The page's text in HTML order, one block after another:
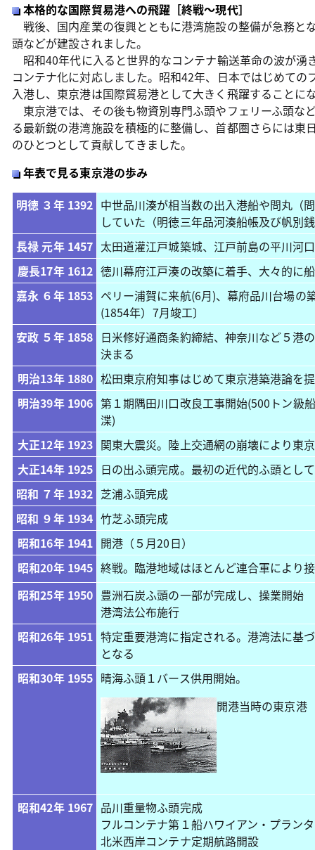
本格的な国際貿易港への飛躍［終戦〜現代］
戦後、国内産業の復興とともに港湾施設の整備が急務と
頭などが建設されました。
昭和40年代に入ると世界的なコンテナ輸送革命の波が湧
コンテナ化に対応しました。昭和42年、日本ではじめての
入港し、東京港は国際貿易港として大きく飛躍することに
東京港では、その後も物資別専門ふ頭やフェリーふ頭な
る最新鋭の港湾施設を積極的に整備し、首都圏さらには東
のひとつとして貢献してきました。
年表で見る東京港の歩み
明徳 ３年 1392 中世品川湊が相当数の出入港船や問丸（
していた（明徳三年品河湊船帳及び帆別
長禄 元年 1457 太田道灌江戸城築城、江戸前島の平川河
慶長17年 1612 徳川幕府江戸湊の改築に着手、大々的に
嘉永 ６年 1853 ペリー浦賀に来航(6月)、幕府品川台場の
(1854年）7月竣工〕
安政 ５年 1858 日米修好通商条約締結、神奈川など５港
決まる
明治13年 1880 松田東京府知事はじめて東京港築港論を
明治39年 1906 第１期隅田川口改良工事開始(500トン級
渫)
大正12年 1923 関東大震災。陸上交通網の崩壊により東
大正14年 1925 日の出ふ頭完成。最初の近代的ふ頭とし
昭和 ７年 1932 芝浦ふ頭完成
昭和 ９年 1934 竹芝ふ頭完成
昭和16年 1941 開港（５月20日）
昭和20年 1945 終戦。臨港地域はほとんど連合軍により
昭和25年 1950 豊洲石炭ふ頭の一部が完成し、操業開始
港湾法公布施行
昭和26年 1951 特定重要港湾に指定される。港湾法に基
となる
昭和30年 1955 晴海ふ頭１バース供用開始。
開港当時の東京港
昭和42年 1967 品川重量物ふ頭完成
フルコンテナ第１船ハワイアン・プラン
北米西岸コンテナ定期航路開設